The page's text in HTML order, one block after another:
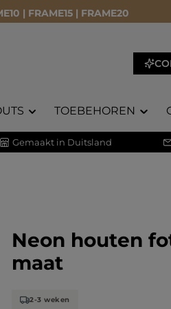
| FRAME15 | FRAME20
TOEBEHOREN
Gemaakt in Duitsland
Neon houten
maat
2-3 weken